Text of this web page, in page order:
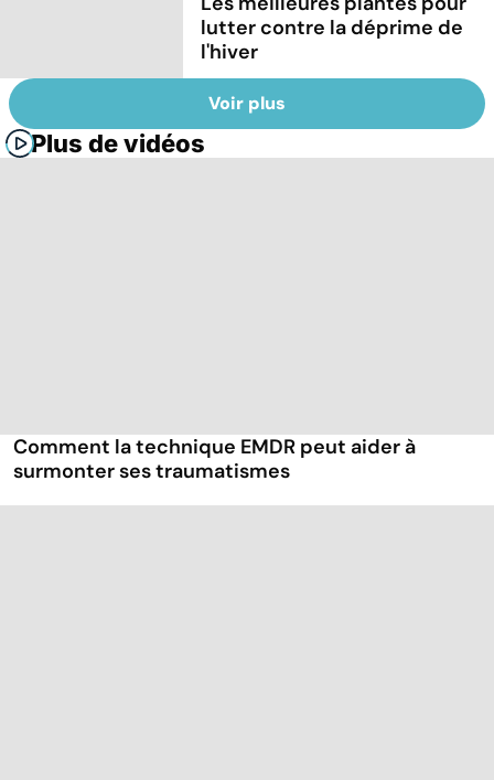
lutter contre la déprime de
l'hiver
Voir plus
Plus de vidéos
Comment la technique EMDR peut aider à
surmonter ses traumatismes